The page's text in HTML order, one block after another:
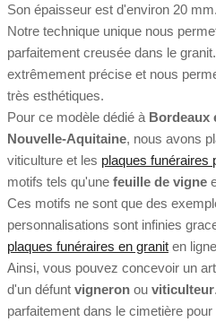
Son épaisseur est d'environ 20 mm.
Notre technique unique nous
parfaitement creusée dans le
extrêmement précise et nous
très esthétiques.
Pour ce modèle dédié à Bordeaux
Nouvelle-Aquitaine, nous avons
viticulture et les plaques funéraires
motifs tels qu'une feuille de vigne
Ces motifs ne sont que des
personnalisations sont infinies
plaques funéraires en granit en
Ainsi, vous pouvez concevoir un
d'un défunt vigneron ou viticulteur
parfaitement dans le cimetière